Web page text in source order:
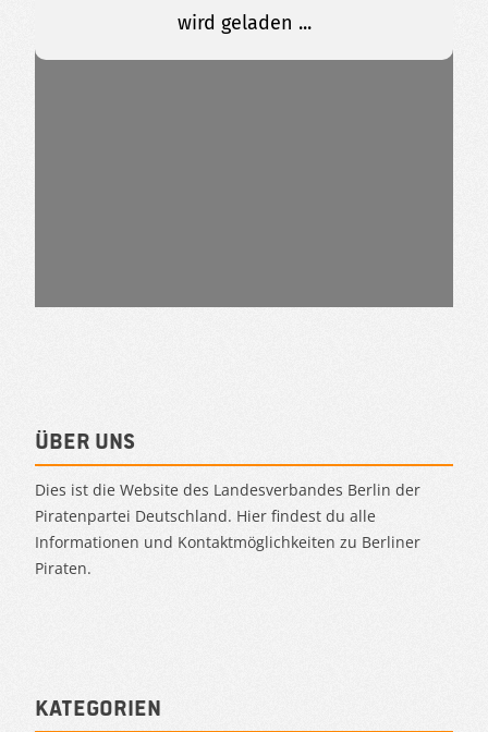
Über uns
Dies ist die Website des Landesverbandes Berlin der
Piratenpartei Deutschland. Hier findest du alle
Informationen und Kontaktmöglichkeiten zu Berliner
Piraten.
Kategorien